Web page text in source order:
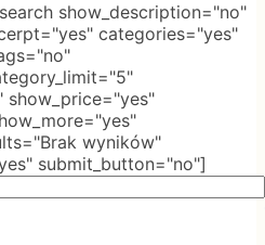
show_description="no"
categories="yes"
show_price="yes"
wyników"
submit_button="no"]